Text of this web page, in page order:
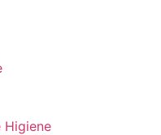
Higiene